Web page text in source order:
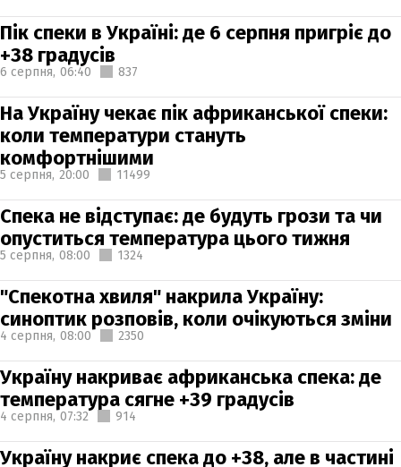
Пік спеки в Україні: де 6 серпня пригріє до
+38 градусів
6 серпня, 06:40 837
На Україну чекає пік африканської спеки:
коли температури стануть
комфортнішими
5 серпня, 20:00 11499
Спека не відступає: де будуть грози та чи
опуститься температура цього тижня
5 серпня, 08:00 1324
"Спекотна хвиля" накрила Україну:
синоптик розповів, коли очікуються зміни
4 серпня, 08:00 2350
Україну накриває африканська спека: де
температура сягне +39 градусів
4 серпня, 07:32 914
Україну накриє спека до +38, але в частині